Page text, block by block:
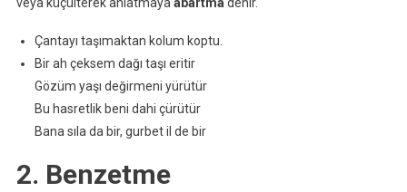
Çantayı taşımaktan kolum koptu.
Bir ah çeksem dağı taşı eritir
Gözüm yaşı değirmeni yürütür
Bu hasretlik beni dahi çürütür
Bana sıla da bir, gurbet il de bir
2. Benzetme